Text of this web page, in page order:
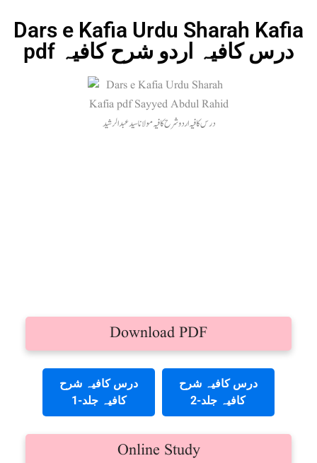
Dars e Kafia Urdu Sharah Kafia
pdf درس کافیہ اردو شرح کافیہ
Download PDF
درس کافیہ شرح
کافیہ جلد-1
درس کافیہ شرح
کافیہ جلد-2
Online Study